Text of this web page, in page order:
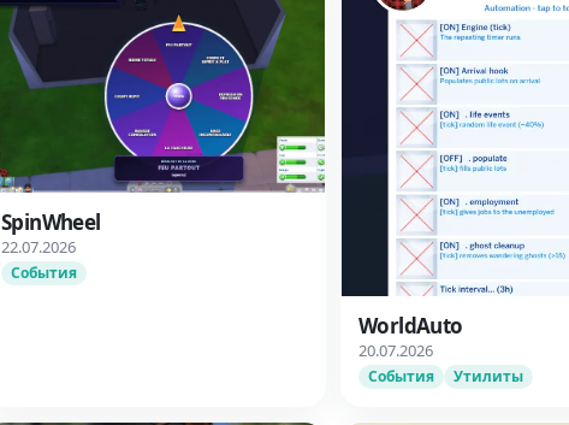
SpinWheel
22.07.2026
События
WorldAuto
20.07.2026
События Утилиты